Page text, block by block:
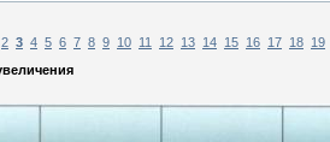
2 3 4 5 6 7 8 9 10 11 12 13 14 15 16 17 18 19